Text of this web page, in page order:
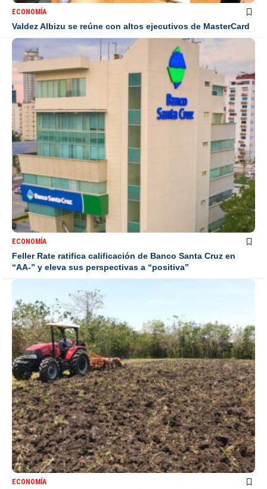
ECONOMÍA
Valdez Albizu se reúne con altos ejecutivos de MasterCard
ECONOMÍA
Feller Rate ratifica calificación de Banco Santa Cruz en
“AA-” y eleva sus perspectivas a “positiva”
ECONOMÍA